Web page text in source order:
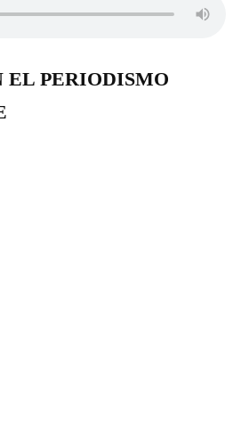
EL PERIODISMO